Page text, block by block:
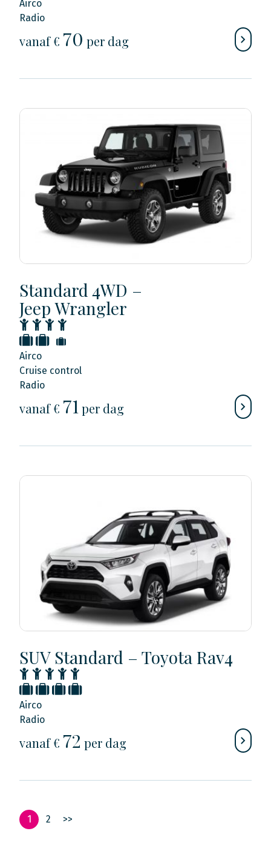
Airco
Radio
vanaf € 70 per dag
Standard 4WD –
Jeep Wrangler
Airco
Cruise control
Radio
vanaf € 71per dag
SUV Standard – Toyota Rav4
Airco
Radio
vanaf € 72 per dag
1 2 >>